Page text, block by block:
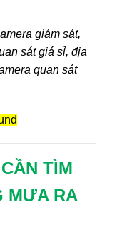
giám sát,
sát giá sỉ, địa
quan sát
TÌM
MƯA RA